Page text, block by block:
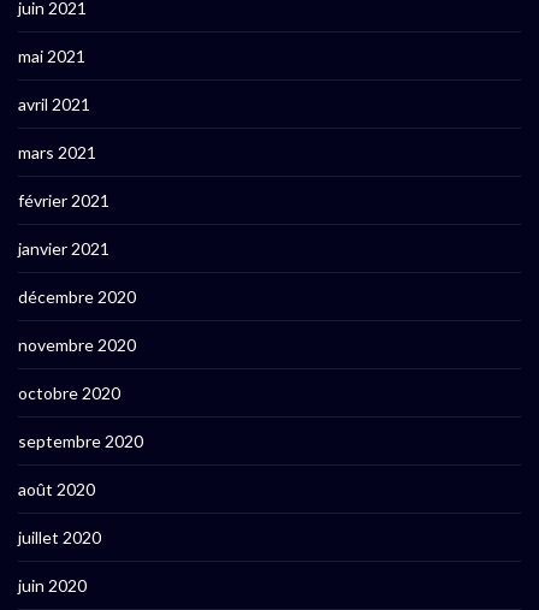
juin 2021
mai 2021
avril 2021
mars 2021
février 2021
janvier 2021
décembre 2020
novembre 2020
octobre 2020
septembre 2020
août 2020
juillet 2020
juin 2020